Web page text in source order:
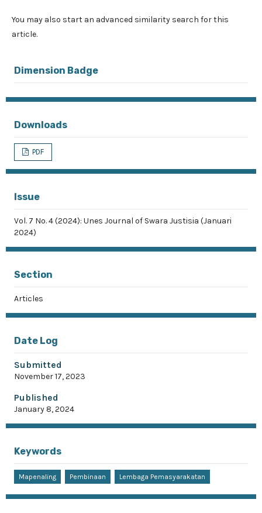
You may also start an advanced similarity search for this
article.
Dimension Badge
Downloads
PDF
Issue
Vol. 7 No. 4 (2024): Unes Journal of Swara Justisia (Januari
2024)
Section
Articles
Date Log
Submitted
November 17, 2023
Published
January 8, 2024
Keywords
Mapenaling Pembinaan Lembaga Pemasyarakatan